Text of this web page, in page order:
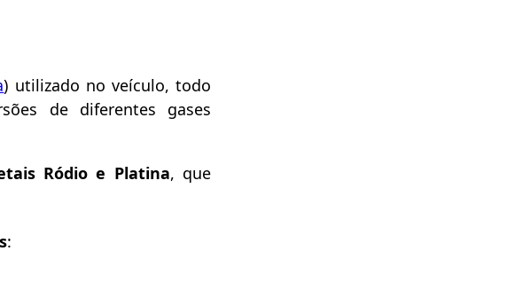
) utilizado no veículo, todo
de diferentes gases
Ródio e Platina, que
: